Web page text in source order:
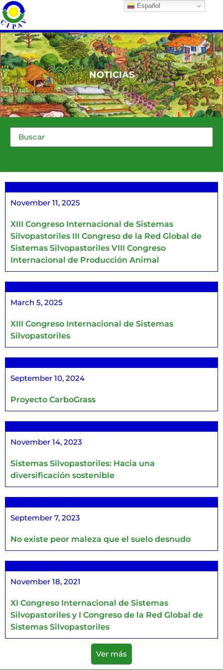
NOTICIAS
November 11, 2025
XIII Congreso Internacional de Sistemas
Silvopastoriles III Congreso de la Red Global de
Sistemas Silvopastoriles VIII Congreso
Internacional de Producción Animal
March 5, 2025
XIII Congreso Internacional de Sistemas
Silvopastoriles
September 10, 2024
Proyecto CarboGrass
November 14, 2023
Sistemas Silvopastoriles: Hacia una
diversificación sostenible
September 7, 2023
No existe peor maleza que el suelo desnudo
November 18, 2021
XI Congreso Internacional de Sistemas
Silvopastoriles y I Congreso de la Red Global de
Sistemas Silvopastoriles
Ver más
Español